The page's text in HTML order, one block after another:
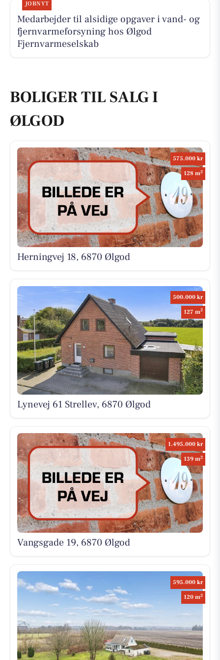
JOBNYT
Medarbejder til alsidige opgaver i vand- og
fjernvarmeforsyning hos Ølgod
Fjernvarmeselskab
BOLIGER TIL SALG I
ØLGOD
575.000 kr
128 m2
Herningvej 18, 6870 Ølgod
500.000 kr
127 m2
Lynevej 61 Strellev, 6870 Ølgod
1.495.000 kr
139 m2
Vangsgade 19, 6870 Ølgod
595.000 kr
120 m2